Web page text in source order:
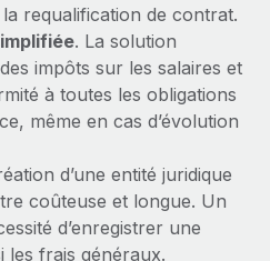
requalification de contrat.
. La solution
impôts sur les salaires et
à toutes les obligations
même en cas d’évolution
d’une entité juridique
coûteuse et longue. Un
d’enregistrer une
les frais généraux.